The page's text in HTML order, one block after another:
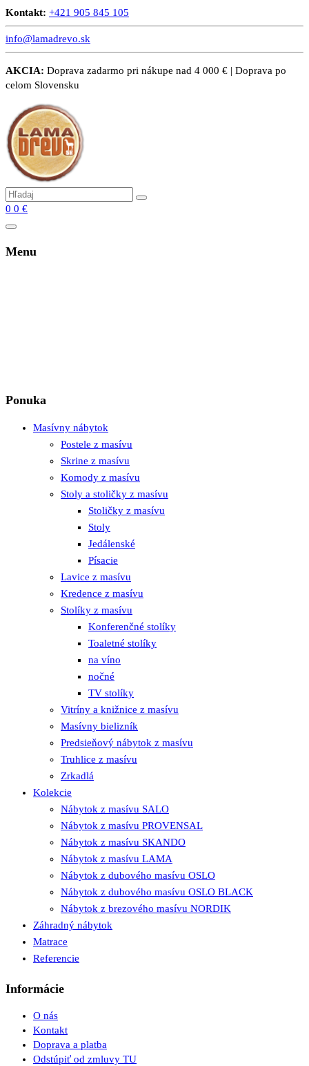
Kontakt: +421 905 845 105
info@lamadrevo.sk
AKCIA: Doprava zadarmo pri nákupe nad 4 000 € | Doprava po
celom Slovensku
0 0 €
Menu
Ponuka
Masívny nábytok
Postele z masívu
Skrine z masívu
Komody z masívu
Stoly a stoličky z masívu
Stoličky z masívu
Stoly
Jedálenské
Písacie
Lavice z masívu
Kredence z masívu
Stolíky z masívu
Konferenčné stolíky
Toaletné stolíky
na víno
nočné
TV stolíky
Vitríny a knižnice z masívu
Masívny bielizník
Predsieňový nábytok z masívu
Truhlice z masívu
Zrkadlá
Kolekcie
Nábytok z masívu SALO
Nábytok z masívu PROVENSAL
Nábytok z masívu SKANDO
Nábytok z masívu LAMA
Nábytok z dubového masívu OSLO
Nábytok z dubového masívu OSLO BLACK
Nábytok z brezového masívu NORDIK
Záhradný nábytok
Matrace
Referencie
Informácie
O nás
Kontakt
Doprava a platba
Odstúpiť od zmluvy TU